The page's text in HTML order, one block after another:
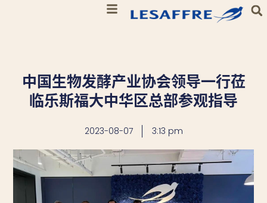
中国生物发酵产业协会领导一行莅
临乐斯福大中华区总部参观指导
2023-08-07 3:13 pm